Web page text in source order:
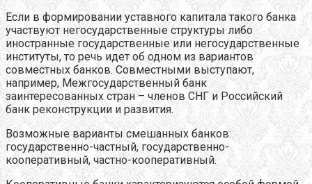
Если в формировании уставного капитала такого банка
участвуют негосударственные структуры либо
иностранные государственные или негосударственные
институты, то речь идет об одном из вариантов
совместных банков. Совместными выступают,
например, Межгосударственный банк
заинтересованных стран – членов СНГ и Российский
банк реконструкции и развития.
Возможные варианты смешанных банков:
государственно-частный, государственно-
кооперативный, частно-кооперативный.